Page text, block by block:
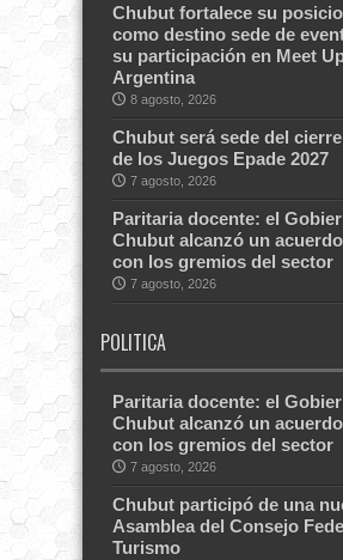
Chubut fortalece su
como destino sede de
su participación en Meet
Argentina
8 agosto, 2026
Chubut será sede del
de los Juegos Epade 2027
7 agosto, 2026
Paritaria docente: el
Chubut alcanzó un
con los gremios del sector
7 agosto, 2026
POLITICA
Paritaria docente: el
Chubut alcanzó un
con los gremios del sector
7 agosto, 2026
Chubut participó de una
Asamblea del Consejo
Turismo